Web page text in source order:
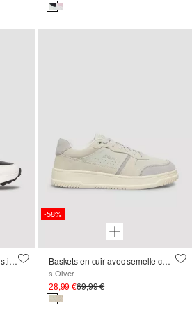
Baskets en cuir avec motif artistique
-58%
Baskets en cuir avec semelle compensée
s.Oliver
28,99 €69,99 €